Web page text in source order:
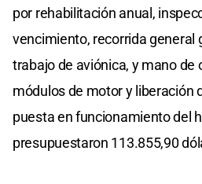
por rehabilitación anual,
vencimiento, recorrida general
trabajo de aviónica, y mano de
módulos de motor y liberación
puesta en funcionamiento del
presupuestaron 113.855,90